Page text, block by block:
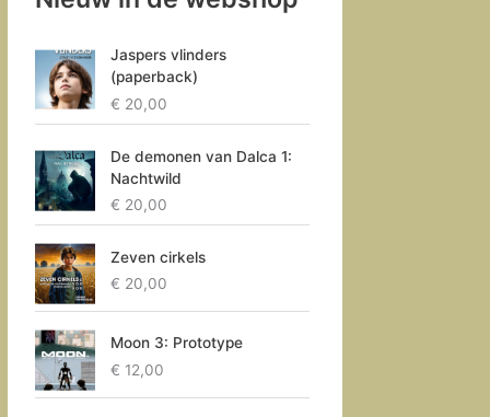
Jaspers vlinders
(paperback)
€ 20,00
De demonen van Dalca 1:
Nachtwild
€ 20,00
Zeven cirkels
€ 20,00
Moon 3: Prototype
€ 12,00